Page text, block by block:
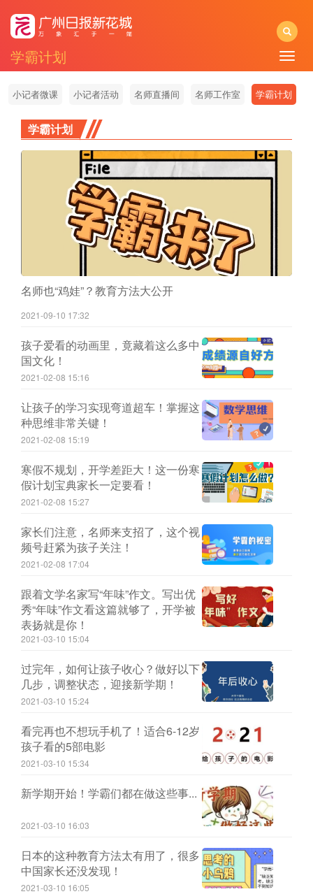
学霸计划
Toggle
小记者微课 小记者活动 名师直播间 名师工作室 学霸计划
学霸计划
名师也“鸡娃”？教育方法大公开
2021-09-10 17:32
孩子爱看的动画里，竟藏着这么多中
国文化！
2021-02-08 15:16
让孩子的学习实现弯道超车！掌握这
种思维非常关键！
2021-02-08 15:19
寒假不规划，开学差距大！这一份寒
假计划宝典家长一定要看！
2021-02-08 15:27
家长们注意，名师来支招了，这个视
频号赶紧为孩子关注！
2021-02-08 17:04
跟着文学名家写“年味”作文。写出优
秀“年味”作文看这篇就够了，开学被
表扬就是你！
2021-03-10 15:04
过完年，如何让孩子收心？做好以下
几步，调整状态，迎接新学期！
2021-03-10 15:24
看完再也不想玩手机了！适合6-12岁
孩子看的5部电影
2021-03-10 15:34
新学期开始！学霸们都在做这些事...
2021-03-10 16:03
日本的这种教育方法太有用了，很多
中国家长还没发现！
2021-03-10 16:05